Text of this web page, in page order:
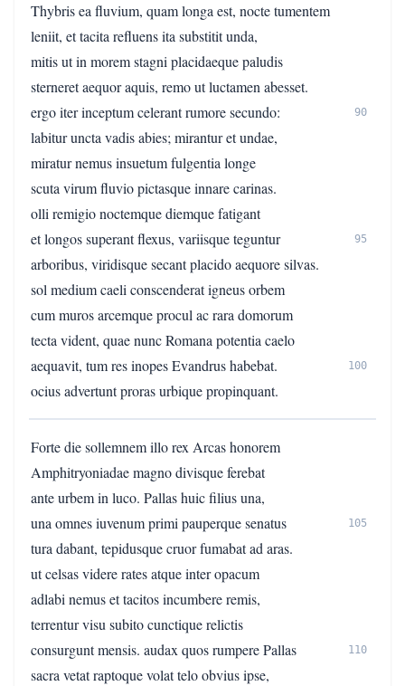
Thybris ea fluvium, quam longa est, nocte tumentem
leniit, et tacita refluens ita substitit unda,
mitis ut in morem stagni placidaeque paludis
sterneret aequor aquis, remo ut luctamen abesset.
ergo iter inceptum celerant rumore secundo:
90
labitur uncta vadis abies; mirantur et undae,
miratur nemus insuetum fulgentia longe
scuta virum fluvio pictasque innare carinas.
olli remigio noctemque diemque fatigant
et longos superant flexus, variisque teguntur
95
arboribus, viridisque secant placido aequore silvas.
sol medium caeli conscenderat igneus orbem
cum muros arcemque procul ac rara domorum
tecta vident, quae nunc Romana potentia caelo
aequavit, tum res inopes Evandrus habebat.
100
ocius advertunt proras urbique propinquant.
Forte die sollemnem illo rex Arcas honorem
Amphitryoniadae magno divisque ferebat
ante urbem in luco. Pallas huic filius una,
una omnes iuvenum primi pauperque senatus
105
tura dabant, tepidusque cruor fumabat ad aras.
ut celsas videre rates atque inter opacum
adlabi nemus et tacitos incumbere remis,
terrentur visu subito cunctique relictis
consurgunt mensis. audax quos rumpere Pallas
110
sacra vetat raptoque volat telo obvius ipse,